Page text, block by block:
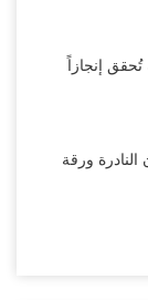
تُحقق إنجازاً
النادرة ورقة